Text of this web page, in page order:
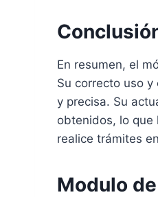
En resumen, el
Su correcto uso
y precisa. Su
obtenidos, lo que
realice trámites
Modulo